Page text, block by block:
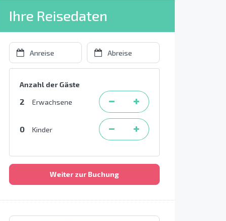
Ihre Reisedaten
Anzahl der Gäste
2 Erwachsene
0 Kinder
Weiter zur Buchung